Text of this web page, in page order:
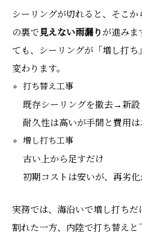
シーリングが切れると、そこ
の裏で 見えない雨漏り が進みま
ても、シーリングが「増し打
変わります。
打ち替え工事
既存シーリングを撤去→新設
耐久性は高いが手間と費用は
増し打ち工事
古い上から足すだけ
初期コストは安いが、再劣
実務では、海沿いで増し打ち
割れた一方、内陸で打ち替え